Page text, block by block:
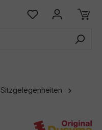
Sitzgelegenheiten